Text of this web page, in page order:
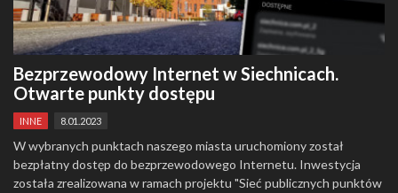
Bezprzewodowy Internet w Siechnicach.
Otwarte punkty dostępu
INNE 8.01.2023
W wybranych punktach naszego miasta uruchomiony został
bezpłatny dostęp do bezprzewodowego Internetu. Inwestycja
została zrealizowana w ramach projektu "Sieć publicznych punktów